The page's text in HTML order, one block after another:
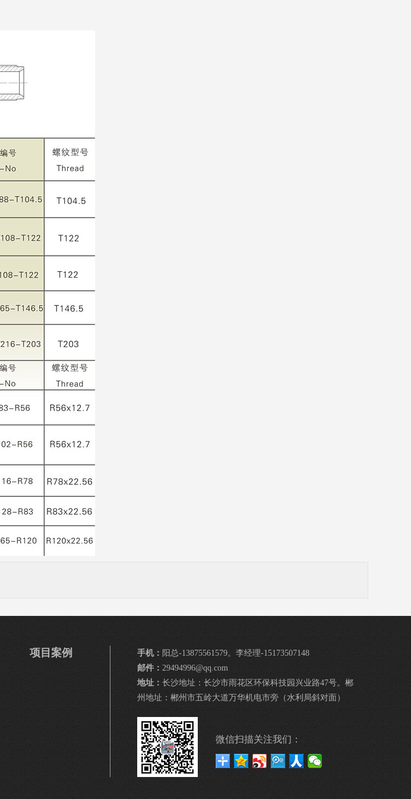
项目案例 手机： 阳总-13875561579。李经理-15173507148
邮件： 29494996@qq.com
地址： 长沙地址：长沙市雨花区环保科技园兴业路47号。郴
州地址：郴州市五岭大道万华机电市旁（水利局斜对面）
微信扫描关注我们：